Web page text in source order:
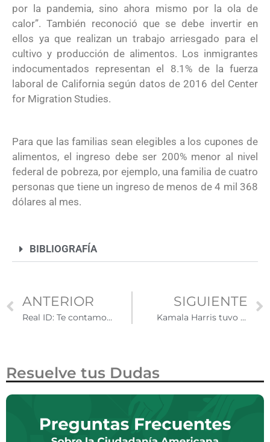
por la pandemia, sino ahora mismo por la ola de
calor”. También reconoció que se debe invertir en
ellos ya que realizan un trabajo arriesgado para el
cultivo y producción de alimentos. Los inmigrantes
indocumentados representan el 8.1% de la fuerza
laboral de California según datos de 2016 del Center
for Migration Studies.
Para que las familias sean elegibles a los cupones de
alimentos, el ingreso debe ser 200% menor al nivel
federal de pobreza, por ejemplo, una familia de cuatro
personas que tiene un ingreso de menos de 4 mil 368
dólares al mes.
BIBLIOGRAFÍA
ANTERIOR
Real ID: Te contamos sobre las licencias que tienen una estrella
SIGUIENTE
Kamala Harris tuvo una reunión con dreamers en la Casa Blanca
Resuelve tus Dudas